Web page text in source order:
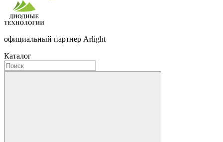
официальный партнер Arlight
Каталог